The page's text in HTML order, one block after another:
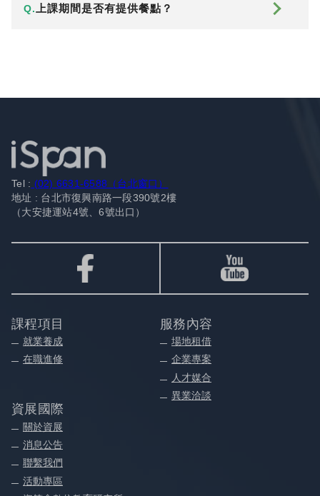
Q. 上課期間是否有提供餐點？
Tel : (02) 6631-6588（台北窗口）
地址 : 台北市復興南路一段390號2樓
（大安捷運站4號、6號出口）
課程項目
就業養成
在職進修
服務內容
場地租借
企業專案
人才媒合
異業洽談
資展國際
關於資展
消息公告
聯繫我們
活動專區